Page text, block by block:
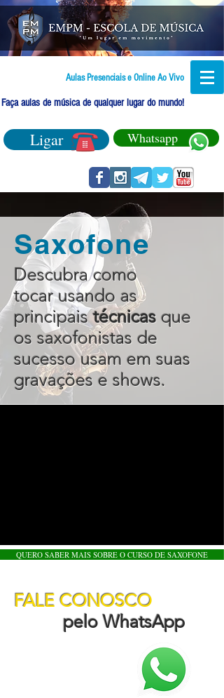
Aulas Presenciais e Online Ao Vivo
Faça aulas de música de qualquer lugar do mundo!
Ligar Whatsapp
Saxofone
Descubra como
tocar usando as
principaistécnicas que
os saxofonistas de
sucesso usam em suas
gravações e shows.
QUERO SABER MAIS SOBRE O CURSO DE SAXOFONE
FALE CONOSCO
pelo WhatsApp